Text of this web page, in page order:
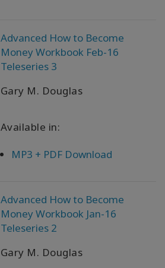
Advanced How to Become
Money Workbook Feb-16
Teleseries 3
Gary M. Douglas
Available in:
MP3 + PDF Download
Advanced How to Become
Money Workbook Jan-16
Teleseries 2
Gary M. Douglas